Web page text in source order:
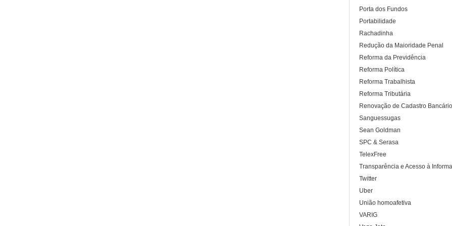
Porta dos Fundos
Portabilidade
Rachadinha
Redução da Maioridade Penal
Reforma da Previdência
Reforma Política
Reforma Trabalhista
Reforma Tributária
Renovação de Cadastro Bancário
Sanguessugas
Sean Goldman
SPC & Serasa
TelexFree
Transparência e Acesso à
Twitter
Uber
União homoafetiva
VARIG